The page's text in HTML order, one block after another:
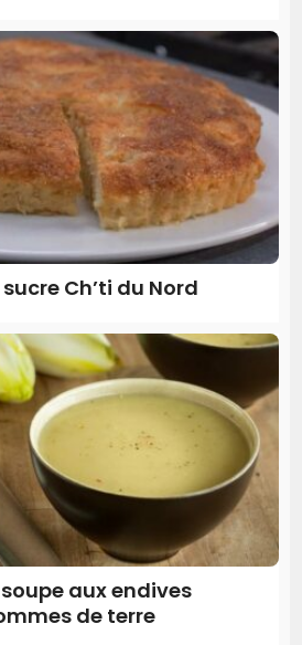
Ch’ti du Nord
aux endives
de terre